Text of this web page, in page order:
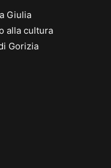
Giulia
alla cultura
Gorizia